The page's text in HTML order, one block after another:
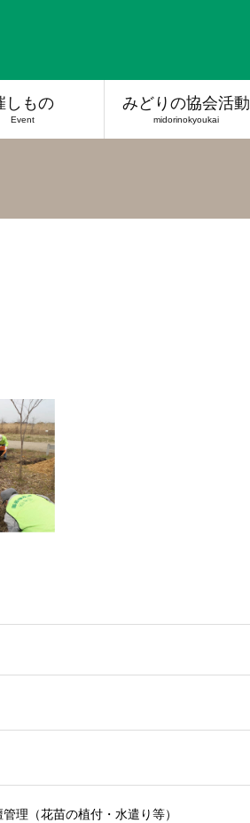
しもの
Event
みどりの協会活動
midorinokyoukai
理（花苗の植付・水遣り等）